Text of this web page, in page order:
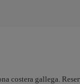
costera gallega.